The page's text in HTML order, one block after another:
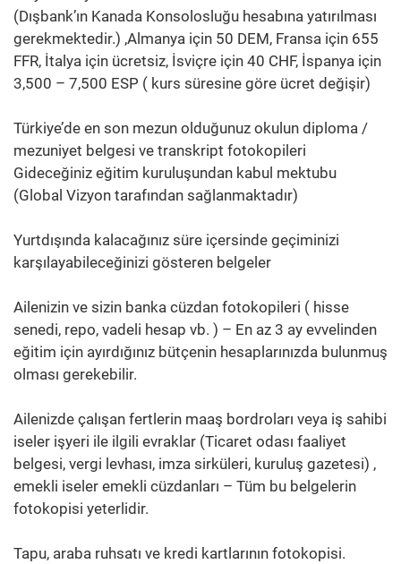
(Dışbank’ın Kanada Konsolosluğu hesabına yatırılması
gerekmektedir.) ,Almanya için 50 DEM, Fransa için 655
FFR, İtalya için ücretsiz, İsviçre için 40 CHF, İspanya için
3,500 – 7,500 ESP ( kurs süresine göre ücret değişir)
Türkiye’de en son mezun olduğunuz okulun diploma /
mezuniyet belgesi ve transkript fotokopileri
Gideceğiniz eğitim kuruluşundan kabul mektubu
(Global Vizyon tarafından sağlanmaktadır)
Yurtdışında kalacağınız süre içersinde geçiminizi
karşılayabileceğinizi gösteren belgeler
Ailenizin ve sizin banka cüzdan fotokopileri ( hisse
senedi, repo, vadeli hesap vb. ) – En az 3 ay evvelinden
eğitim için ayırdığınız bütçenin hesaplarınızda bulunmuş
olması gerekebilir.
Ailenizde çalışan fertlerin maaş bordroları veya iş sahibi
iseler işyeri ile ilgili evraklar (Ticaret odası faaliyet
belgesi, vergi levhası, imza sirküleri, kuruluş gazetesi) ,
emekli iseler emekli cüzdanları – Tüm bu belgelerin
fotokopisi yeterlidir.
Tapu, araba ruhsatı ve kredi kartlarının fotokopisi.